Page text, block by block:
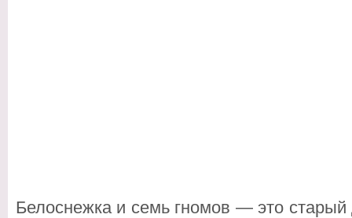
Белоснежка и семь гномов — это